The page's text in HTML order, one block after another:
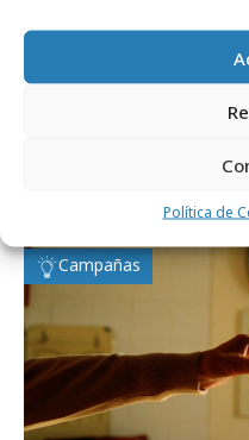
Política de
t2ó ONE adquiere
Campañas